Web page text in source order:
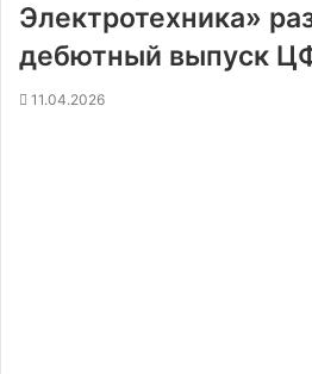
Электротехника»
дебютный выпуск
11.04.2026